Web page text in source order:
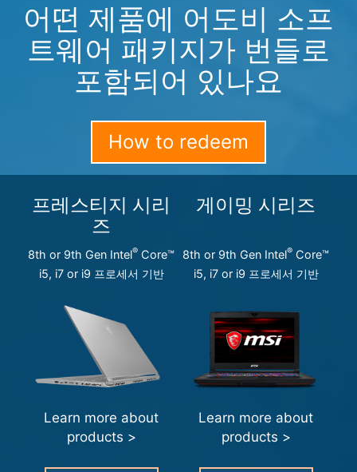
어떤 제품에 어도비 소프
트웨어 패키지가 번들로
포함되어 있나요
How to redeem
프레스티지 시리
즈
8th or 9th Gen Intel® Core™
i5, i7 or i9 프로세서 기반
Learn more about
products >
게이밍 시리즈
8th or 9th Gen Intel® Core™
i5, i7 or i9 프로세서 기반
Learn more about
products >